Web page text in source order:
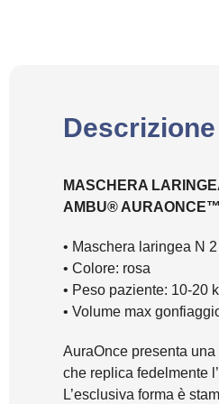
MASCHERA
AMBU® AURAONCE™
• Maschera laringea N 2
• Colore: rosa
• Peso paziente: 10-20
• Volume max
AuraOnce presenta
che replica fedelmente
L’esclusiva forma è